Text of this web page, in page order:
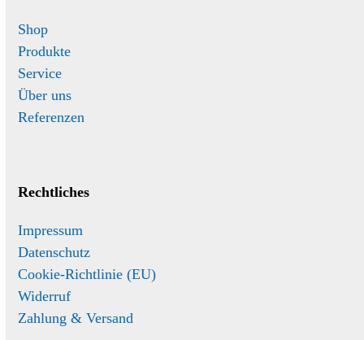
Shop
Produkte
Service
Über uns
Referenzen
Rechtliches
Impressum
Datenschutz
Cookie-Richtlinie (EU)
Widerruf
Zahlung & Versand